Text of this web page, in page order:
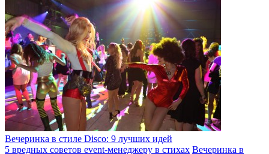
Вечеринка в стиле Disco: 9 лучших идей
5 вредных советов event-менеджеру в стихах Вечеринка в